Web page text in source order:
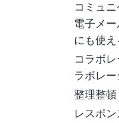
コミュ
電子メ
にも使え
コラボ
ラボレー
整理整
レスポ